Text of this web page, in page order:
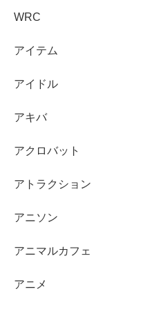
WRC
アイテム
アイドル
アキバ
アクロバット
アトラクション
アニソン
アニマルカフェ
アニメ